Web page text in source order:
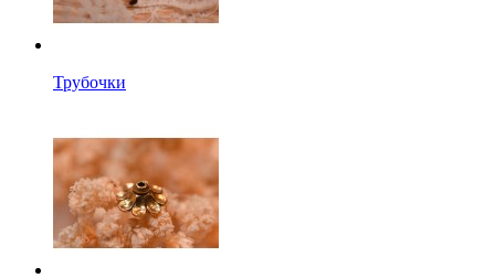
Трубочки